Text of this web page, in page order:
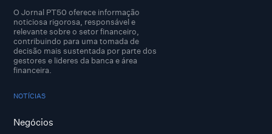
O Jornal PT50 oferece informação
noticiosa rigorosa, responsável e
relevante sobre o setor financeiro,
contribuindo para uma tomada de
decisão mais sustentada por parte dos
gestores e lideres da banca e área
financeira.
NOTÍCIAS
Negócios